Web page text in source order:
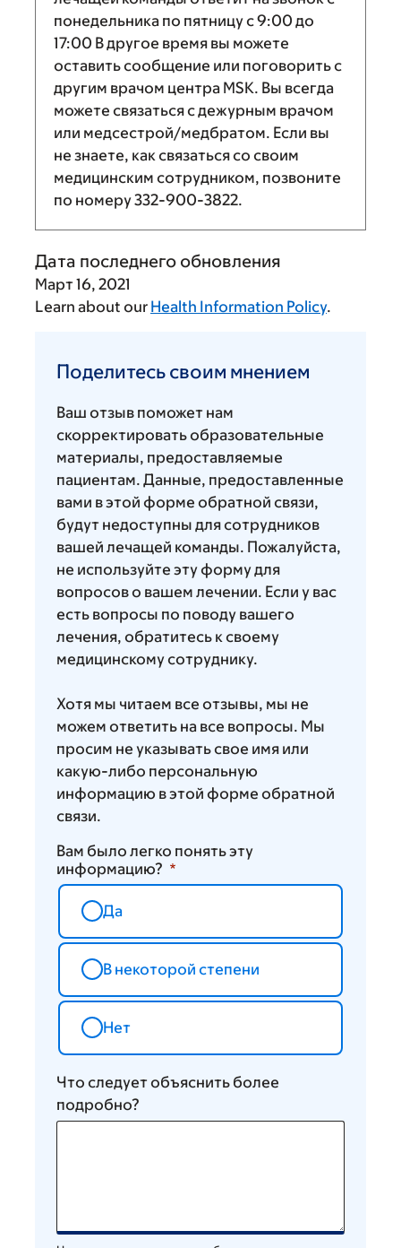
понедельника по пятницу с9:00 до
17:00 В другое время вы можете
оставить сообщение или поговорить с
другим врачом центра MSK. Вы всегда
можете связаться с дежурным врачом
или медсестрой/медбратом. Если вы
не знаете, как связаться со своим
медицинским сотрудником, позвоните
по номеру332-900-3822.
Дата последнего обновления
Март 16, 2021
Learn about our Health Information Policy.
своим
Поделитесь своим мнением
Ваш отзыв поможет нам
скорректировать образовательные
материалы, предоставляемые
пациентам. Данные, предоставленные
вами в этой форме обратной связи,
будут недоступны для сотрудников
вашей лечащей команды. Пожалуйста,
не используйте эту форму для
вопросов о вашем лечении. Если у вас
есть вопросы по поводу вашего
лечения, обратитесь к своему
медицинскому сотруднику.
Хотя мы читаем все отзывы, мы не
можем ответить на все вопросы. Мы
просим не указывать свое имя или
какую-либо персональную
информацию в этой форме обратной
связи.
Вам было легко понять эту
информацию?
Да
В некоторой степени
Нет
Что следует объяснить более
подробно?